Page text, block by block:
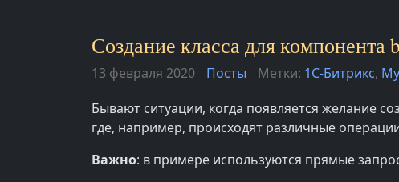
Создание класса для компонента
13 февраля 2020 Посты Метки: 1С-Битрикс,
Бывают ситуации, когда появляется желание
где, например, происходят различные
Важно: в примере используются прямые